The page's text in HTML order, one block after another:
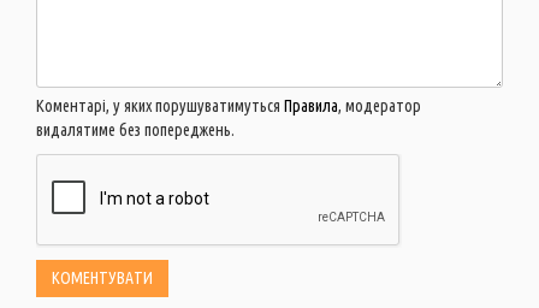
Коментарі, у яких порушуватимуться Правила, модератор
видалятиме без попереджень.